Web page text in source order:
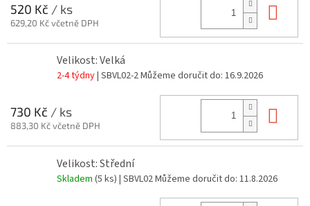
520 Kč / ks
629,20 Kč včetně DPH
Velikost: Velká
2-4 týdny| SBVL02-2Můžeme doručit do: 16.9.2026
730 Kč / ks
883,30 Kč včetně DPH
Velikost: Střední
Skladem (5 ks) | SBVL02Můžeme doručit do: 11.8.2026